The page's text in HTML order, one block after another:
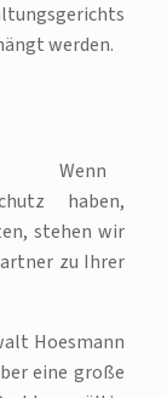
werden.
Wenn
haben,
stehen wir
zu Ihrer
Hoesmann
eine große